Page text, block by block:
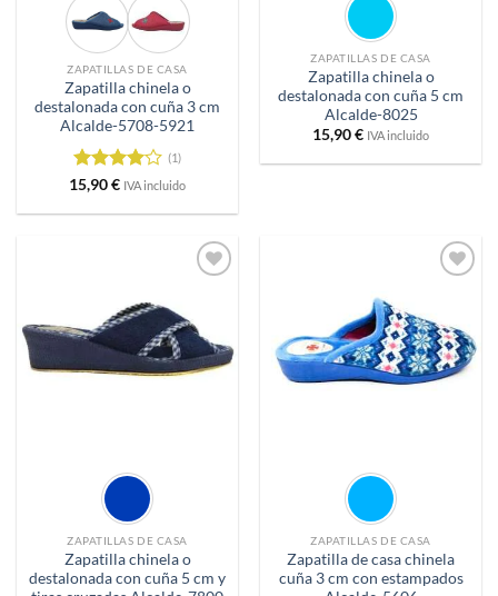
ZAPATILLAS DE CASA
Zapatilla chinela o
destalonada con cuña 3 cm
Alcalde-5708-5921
Valorado
5
(1)
15,90€ IVA incluido
ZAPATILLAS DE CASA
Zapatilla chinela o
destalonada con cuña 5 cm
Alcalde-8025
15,90€ IVA incluido
deseos
ZAPATILLAS DE CASA
Zapatilla chinela o
destalonada con cuña 5 cm y
deseos
ZAPATILLAS DE CASA
Zapatilla de casa chinela
cuña 3 cm con estampados